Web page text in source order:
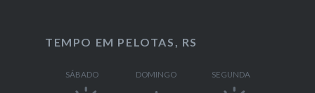
TEMPO EM PELOTAS, RS
SÁBADO DOMINGO SEGUNDA